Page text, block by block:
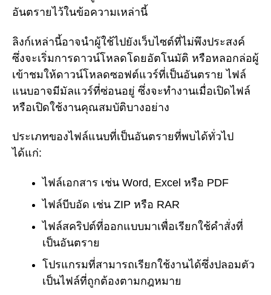
อันตรายไว้ในข้อความเหล่านี้
ลิงก์เหล่านี้อาจนำผู้ใช้ไปยังเว็บไซต์ที่ไม่พึงประสงค์
ซึ่งจะเริ่มการดาวน์โหลดโดยอัตโนมัติ หรือหลอกล่อผู้
เข้าชมให้ดาวน์โหลดซอฟต์แวร์ที่เป็นอันตราย ไฟล์
แนบอาจมีมัลแวร์ที่ซ่อนอยู่ ซึ่งจะทำงานเมื่อเปิดไฟล์
หรือเปิดใช้งานคุณสมบัติบางอย่าง
ประเภทของไฟล์แนบที่เป็นอันตรายที่พบได้ทั่วไป
ได้แก่:
ไฟล์เอกสาร เช่น Word, Excel หรือ PDF
ไฟล์บีบอัด เช่น ZIP หรือ RAR
ไฟล์สคริปต์ที่ออกแบบมาเพื่อเรียกใช้คำสั่งที่
เป็นอันตราย
โปรแกรมที่สามารถเรียกใช้งานได้ซึ่งปลอมตัว
เป็นไฟล์ที่ถูกต้องตามกฎหมาย